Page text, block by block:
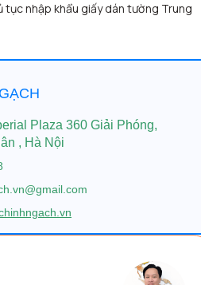
tục nhập khẩu giấy dán tường Trung
Plaza 360 Giải Phóng,
, Hà Nội